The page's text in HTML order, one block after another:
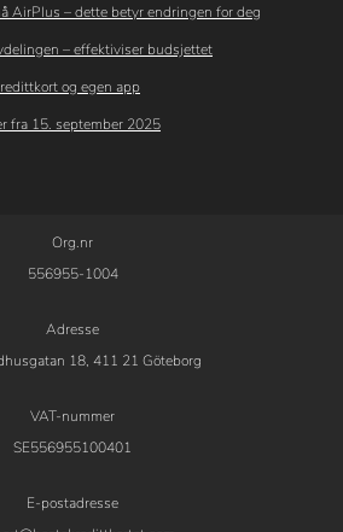
AirPlus – dette betyr endringen for deg
– effektiviser budsjettet
og egen app
fra 15. september 2025
Org.nr
556955-1004
Adresse
18, 411 21 Göteborg
VAT-nummer
SE556955100401
E-postadresse